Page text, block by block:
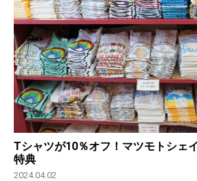
Tシャツが10％オフ！マツモトシェ
特典
2024.04.02